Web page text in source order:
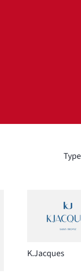
K.Jacques